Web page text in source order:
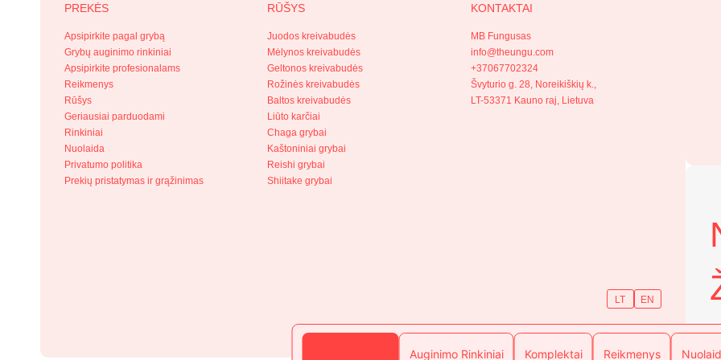
Auginimo Rinkiniai Komplektai Reikmenys
PREKĖS
Apsipirkite pagal grybą
Grybų auginimo rinkiniai
Apsipirkite profesionalams
Reikmenys
Rūšys
Geriausiai parduodami
Rinkiniai
Nuolaida
Privatumo politika
Prekių pristatymas ir grąžinimas
RŪŠYS
Juodos kreivabudės
Mėlynos kreivabudės
Geltonos kreivabudės
Rožinės kreivabudės
Baltos kreivabudės
Liūto karčiai
Chaga grybai
Kaštoniniai grybai
Reishi grybai
Shiitake grybai
KONTAKTAI
MB Fungusas
info@theungu.com
+37067702324
Švyturio g. 28, Noreikiškių k.,
LT-53371 Kauno raj, Lietuva
LT EN
©Ungu 2026 Visos teisės saugomos.